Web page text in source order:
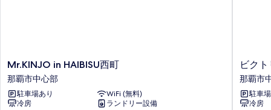
Mr.KINJO
in
HAIBISU
西
町
Mr.KINJO in HAIBISU西町
那覇市中心部
駐車場あり
WiFi (無料)
冷房
ランドリー設備
ビ
ク
ト
リ
ア
ビク
那覇市
駐車
冷房